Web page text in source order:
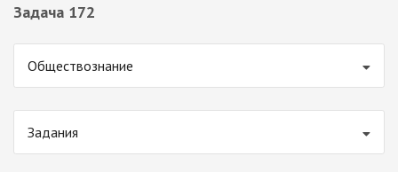
Задача 172
Обществознание
Задания